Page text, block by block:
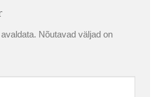
Nõutavad väljad on